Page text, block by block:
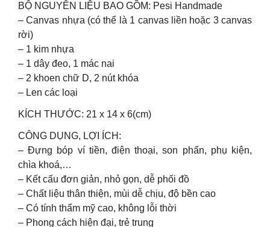
BỘ NGUYÊN LIỆU BAO GỒM: Pesi Handmade
– Canvas nhựa (có thể là 1 canvas liền hoặc 3 canvas
rời)
– 1 kim nhựa
– 1 dây đeo, 1 mác nai
– 2 khoen chữ D, 2 nút khóa
– Len các loại
KÍCH THƯỚC: 21 x 14 x 6(cm)
CÔNG DỤNG, LỢI ÍCH:
– Đựng bóp ví tiền, điện thoại, son phấn, phụ kiện,
chìa khoá,…
– Kết cấu đơn giản, nhỏ gọn, dễ phối đồ
– Chất liệu thân thiện, mùi dễ chịu, độ bền cao
– Có tính thẩm mỹ cao, không lỗi thời
– Phong cách hiện đại, trẻ trung